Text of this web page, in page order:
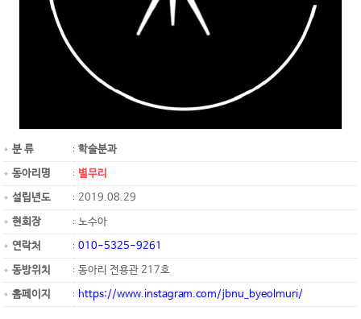
분 류
학술분과
동아리명
별무리
설립년도
2019.08.29
현회장
노수아
연락처
010-5325-9261
동방위치
동아리 전용관 217호
홈페이지
https://www.instagram.com/jbnu_byeolmuri/